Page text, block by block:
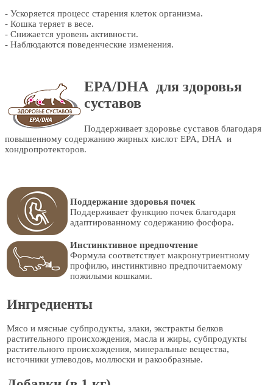
- Ускоряется процесс старения клеток организма.
- Кошка теряет в весе.
- Снижается уровень активности.
- Наблюдаются поведенческие изменения.
EPA/DHA для здоровья
суставов
Поддерживает здоровье суставов благодаря
повышенному содержанию жирных кислот EPA, DHA и
хондропротекторов.
Поддержание здоровья почек
Поддерживает функцию почек благодаря
адаптированному содержанию фосфора.
Инстинктивное предпочтение
Формула соответствует макронутриентному
профилю, инстинктивно предпочитаемому
пожилыми кошками.
Ингредиенты
Мясо и мясные субпродукты, злаки, экстракты белков
растительного происхождения, масла и жиры, субпродукты
растительного происхождения, минеральные вещества,
источники углеводов, моллюски и ракообразные.